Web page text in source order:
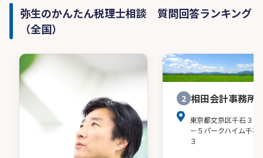
弥生のかんたん税理士相談 質問回答ランキング
（全国）
2 相田会計事務所
東京都文京区千石３－
－５パークハイム千石
３